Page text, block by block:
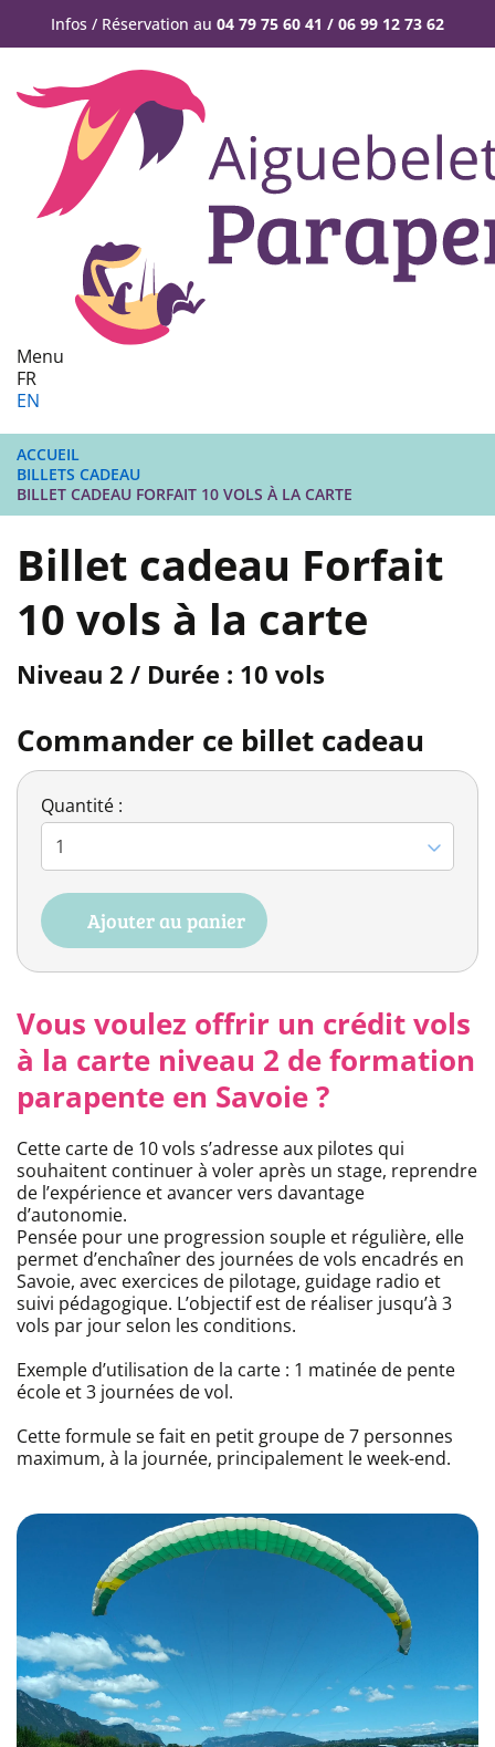
Infos / Réservation au 04 79 75 60 41 / 06 99 12 73 62
Menu
FR
EN
ACCUEIL
BILLETS CADEAU
BILLET CADEAU FORFAIT 10 VOLS À LA CARTE
Billet cadeau Forfait
10 vols à la carte
Niveau 2 / Durée : 10 vols
Vous voulez offrir un crédit vols
à la carte niveau 2 de formation
parapente en Savoie ?
Cette carte de 10 vols s’adresse aux pilotes qui
souhaitent continuer à voler après un stage, reprendre
de l’expérience et avancer vers davantage
d’autonomie.
Pensée pour une progression souple et régulière, elle
permet d’enchaîner des journées de vols encadrés en
Savoie, avec exercices de pilotage, guidage radio et
suivi pédagogique. L’objectif est de réaliser jusqu’à 3
vols par jour selon les conditions.
Exemple d’utilisation de la carte : 1 matinée de pente
école et 3 journées de vol.
Cette formule se fait en petit groupe de 7 personnes
maximum, à la journée, principalement le week-end.
Commander ce billet cadeau
Quantité :
Ajouter au panier